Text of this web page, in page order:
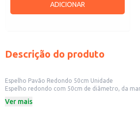
ADICIONAR
Descrição do produto
Espelho Pavão Redondo 50cm Unidade
Espelho redondo com 50cm de diâmetro, da
Diâmetro: 50cm
Ver mais